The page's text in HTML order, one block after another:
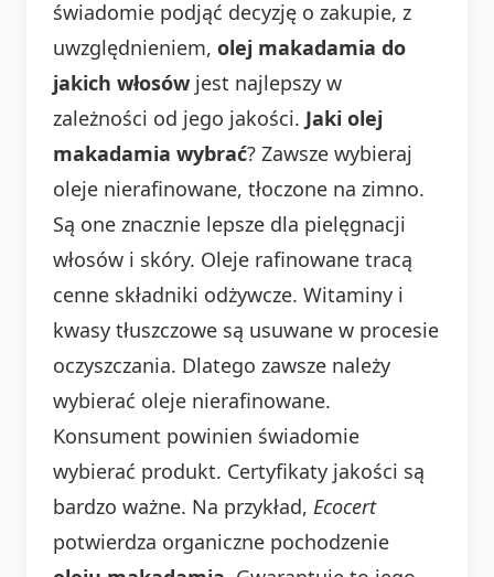
świadomie podjąć decyzję o zakupie, z
uwzględnieniem, olej makadamia do
jakich włosów jest najlepszy w
zależności od jego jakości. Jaki olej
makadamia wybrać? Zawsze wybieraj
oleje nierafinowane, tłoczone na zimno.
Są one znacznie lepsze dla pielęgnacji
włosów i skóry. Oleje rafinowane tracą
cenne składniki odżywcze. Witaminy i
kwasy tłuszczowe są usuwane w procesie
oczyszczania. Dlatego zawsze należy
wybierać oleje nierafinowane.
Konsument powinien świadomie
wybierać produkt. Certyfikaty jakości są
bardzo ważne. Na przykład, Ecocert
potwierdza organiczne pochodzenie